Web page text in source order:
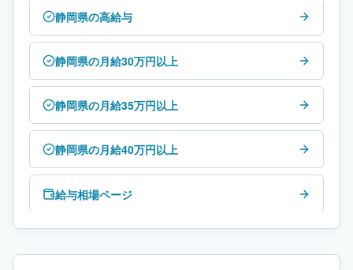
静岡県の高給与
静岡県の月給30万円以上
静岡県の月給35万円以上
静岡県の月給40万円以上
給与相場ページ